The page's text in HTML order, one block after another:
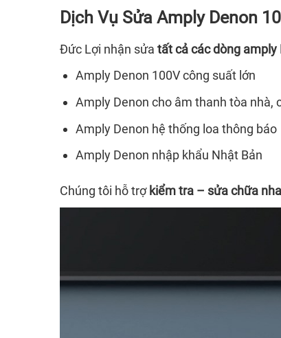
Dịch Vụ Sửa Amply Denon
Đức Lợi nhận sửa tất cả các dòng amply
Amply Denon 100V công suất lớn
Amply Denon cho âm thanh tòa nhà,
Amply Denon hệ thống loa thông báo
Amply Denon nhập khẩu Nhật Bản
Chúng tôi hỗ trợkiểm tra – sửa chữa